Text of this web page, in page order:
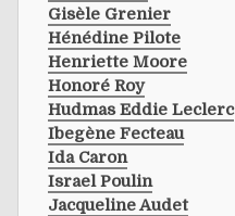
Gisèle Grenier
Hénédine Pilote
Henriette Moore
Honoré Roy
Hudmas Eddie Leclerc
Ibegène Fecteau
Ida Caron
Israel Poulin
Jacqueline Audet